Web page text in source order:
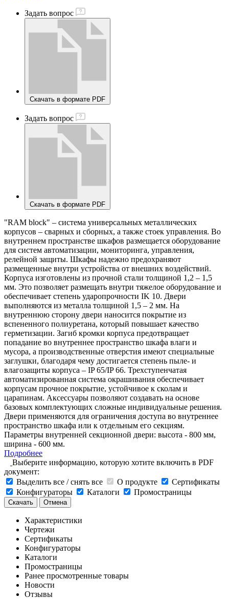
Задать вопрос
Скачать в формате PDF
Задать вопрос
Скачать в формате PDF
"RAM block" – система универсальных металлических
корпусов – сварных и сборных, а также стоек управления. Во
внутреннем пространстве шкафов размещается оборудование
для систем автоматизации, мониторинга, управления,
релейной защиты. Шкафы надежно предохраняют
размещенные внутри устройства от внешних воздействий.
Корпуса изготовлены из прочной стали толщиной 1,2 – 1,5
мм. Это позволяет размещать внутри тяжелое оборудование и
обеспечивает степень ударопрочности IK 10. Двери
выполняются из металла толщиной 1,5 – 2 мм. На
внутреннюю сторону двери наносится покрытие из
вспененного полиуретана, который повышает качество
герметизации. Загиб кромки корпуса предотвращает
попадание во внутреннее пространство шкафа влаги и
мусора, а производственные отверстия имеют специальные
заглушки, благодаря чему достигается степень пыле- и
влагозащиты корпуса – IP 65/IP 66. Трехступенчатая
автоматизированная система окрашивания обеспечивает
корпусам прочное покрытие, устойчивое к сколам и
царапинам. Аксессуары позволяют создавать на основе
базовых комплектующих сложные индивидуальные решения.
Двери применяются для ограничения доступа во внутреннее
пространство шкафа или к отдельным его секциям.
Параметры внутренней секционной двери: высота - 800 мм,
ширина - 600 мм.
Подробнее
Выберите информацию, которую хотите включить в PDF
документ:
Выделить все / снять все
О продукте
Сертификаты
Конфигураторы
Каталоги Промостраницы
Скачать Отмена
Характеристики
Чертежи
Сертификаты
Конфигураторы
Каталоги
Промостраницы
Ранее просмотренные товары
Новости
Отзывы